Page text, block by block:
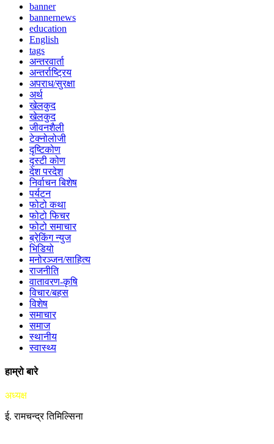
banner
bannernews
education
English
tags
अन्तरवार्ता
अन्तर्राष्ट्रिय
अपराध/सुरक्षा
अर्थ
खेलकुद
खेलकुद
जीवनशैली
टेक्नोलोजी
दृष्टिकोण
दृस्टी कोण
देश परदेश
निर्वाचन बिशेष
पर्यटन
फोटो कथा
फोटो फिचर
फोटो समाचार
ब्रेकिंग न्युज
भिडियो
मनोरञ्जन/साहित्य
राजनीति
वातावरण-कृषि
विचार/बहस
विशेष
समाचार
समाज
स्थानीय
स्वास्थ्य
हाम्रो बारे
अध्यक्ष
ई. रामचन्द्र तिमिल्सिना